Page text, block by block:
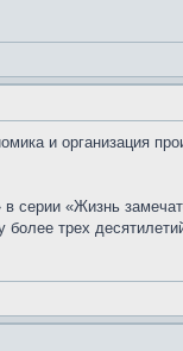
и организация
в серии «Жизнь
более трех